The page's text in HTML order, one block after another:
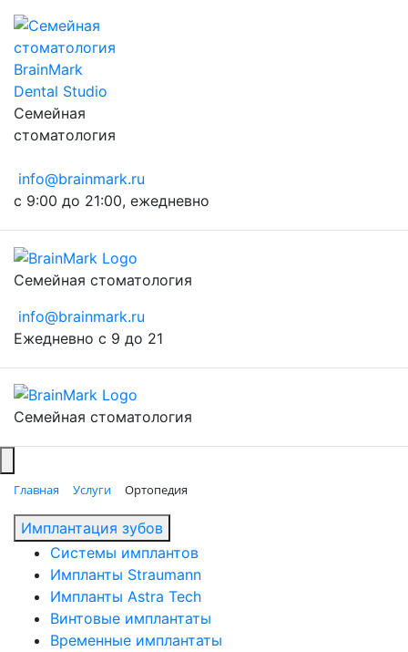
Семейная
стоматология
info@brainmark.ru
с 9:00 до 21:00, ежедневно
Семейная стоматология
info@brainmark.ru
Ежедневно с 9 до 21
Семейная стоматология
Главная Услуги Ортопедия
Имплантация зубов
Системы имплантов
Импланты Straumann
Импланты Astra Tech
Винтовые имплантаты
Временные имплантаты